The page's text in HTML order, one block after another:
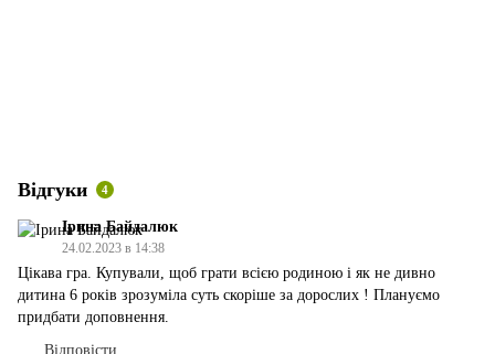
Відгуки 4
Ірина Байдалюк
24.02.2023 в 14:38
Цікава гра. Купували, щоб грати всією родиною і як не дивно
дитина 6 років зрозуміла суть скоріше за дорослих ! Плануємо
придбати доповнення.
Відповісти